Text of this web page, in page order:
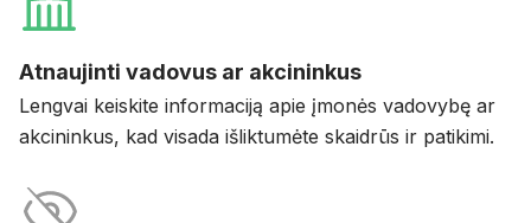
Atnaujinti vadovus ar akcininkus
Lengvai keiskite informaciją apie įmonės vadovybę ar
akcininkus, kad visada išliktumėte skaidrūs ir patikimi.